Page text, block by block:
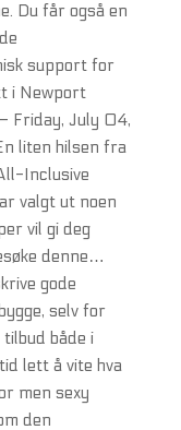
Du får også en
support for
i Newport
Friday, July 04,
liten hilsen fra
Inclusive
valgt ut noen
vil gi deg
denne…
gode
selv for
både i
lett å vite hva
men sexy
den